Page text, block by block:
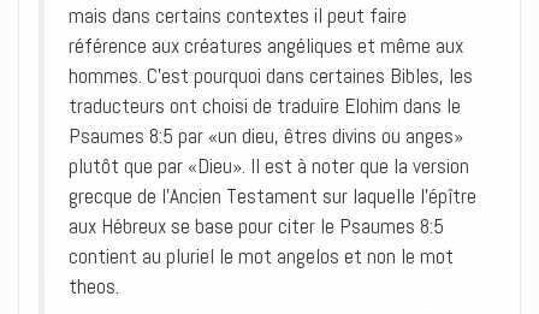
mais dans certains contextes il peut faire
référence aux créatures angéliques et même aux
hommes. C’est pourquoi dans certaines Bibles, les
traducteurs ont choisi de traduire Elohim dans le
Psaumes 8:5 par «un dieu, êtres divins ou anges»
plutôt que par «Dieu». Il est à noter que la version
grecque de l’Ancien Testament sur laquelle l’épître
aux Hébreux se base pour citer le Psaumes 8:5
contient au pluriel le mot angelos et non le mot
theos.